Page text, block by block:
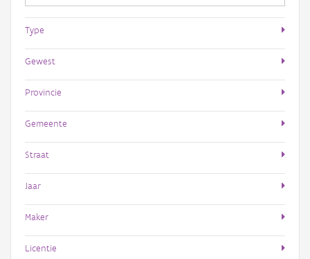
Type
Gewest
Provincie
Gemeente
Straat
Jaar
Maker
Licentie